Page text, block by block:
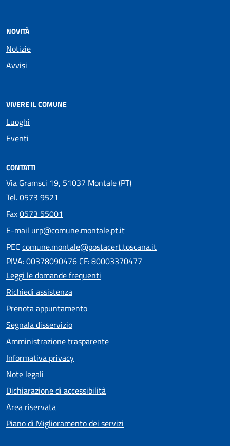
NOVITÀ
Notizie
Avvisi
VIVERE IL COMUNE
Luoghi
Eventi
CONTATTI
Via Gramsci 19, 51037 Montale (PT)
Tel.0573 9521
Fax0573 55001
E-mail urp@comune.montale.pt.it
PEC comune.montale@postacert.toscana.it
PIVA: 00378090476 CF: 80003370477
Leggi le domande frequenti
Richiedi assistenza
Prenota appuntamento
Segnala disservizio
Amministrazione trasparente
Informativa privacy
Note legali
Dichiarazione di accessibilità
Area riservata
Piano di Miglioramento dei servizi